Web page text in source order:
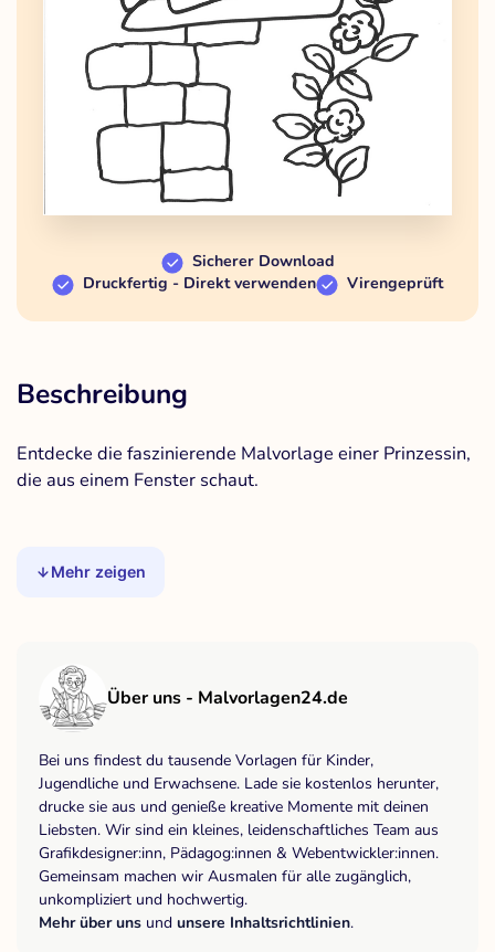
Sicherer Download
Druckfertig - Direkt verwenden
Virengeprüft
Beschreibung
Entdecke die faszinierende Malvorlage einer Prinzessin,
die aus einem Fenster schaut.
Mehr zeigen
Über uns - Malvorlagen24.de
Bei uns findest du tausende Vorlagen für Kinder,
Jugendliche und Erwachsene. Lade sie kostenlos herunter,
drucke sie aus und genieße kreative Momente mit deinen
Liebsten. Wir sind ein kleines, leidenschaftliches Team aus
Grafikdesigner:inn, Pädagog:innen & Webentwickler:innen.
Gemeinsam machen wir Ausmalen für alle zugänglich,
unkompliziert und hochwertig.
Mehr über uns und unsere Inhaltsrichtlinien.